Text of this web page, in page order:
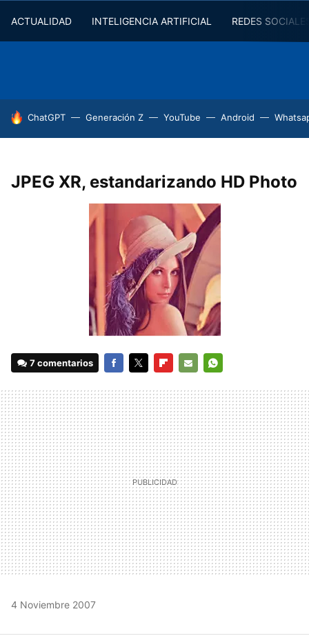
ACTUALIDAD INTELIGENCIA ARTIFICIAL REDES
HOY SE HABLA DE
ChatGPT Generación Z YouTube Android
JPEG XR, estandarizando HD Photo
7 comentarios
MAIL
4 Noviembre 2007